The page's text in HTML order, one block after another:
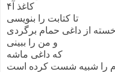
کاغذ آ۴
تا کتابت را بنویسی
خسته از داغی حمام برگردی
و من را ببینی
که داغی ماشه
را شبیه شست کرده است